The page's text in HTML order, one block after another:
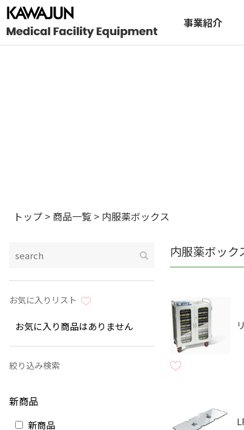
事業紹介
トップ > 商品一覧 > 内服薬ボックス
お気に入りリスト
お気に入り商品はありません
絞り込み検索
新商品
新商品
内服薬ボック